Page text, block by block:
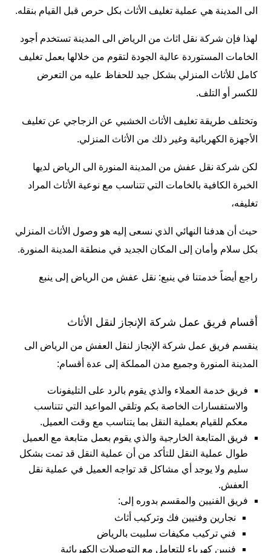
الى المدينة هي عملية تغليف الأثاث بكل حرص قبل القيام بنقله.
لهذا فإن شركة نقل اثاث من الرياض الى المدينة تستخدم أجود
الخامات المستوردة عالية الجودة لتقوم من خلالها بعمل تغليف
كامل للأثاث المنزلي بشكل جيد للحفاظ عليه من التعرض
للكسر أو التلف.
وتختلف طريقة تغليف الأثاث الخشبي عن الزجاجي عن تغليف
الأجهزة الكهربائية وغير ذلك من الأثاث المنزلي.
لكن شركة نقل عفش من المدينة المنورة الى الرياض لديها
الخبرة الكافية بالخامات التي تتناسب مع نوعية الأثاث المراد
تغليفه،
حيث أن هدفنا النهائي الذي نسعى إليه هو وصول الأثاث المنزلي
بكل سلام وأمان إلى المكان الجديد في منطقة المدينة المنورة.
راجع أيضاً خدمتنا في ينبع: نقل عفش من الرياض إلى ينبع
أقسام فريق عمل شركة الإنجاز لنقل الأثاث
ينقسم فريق عمل شركة الإنجاز لنقل العفش من الرياض الى
المدينة المنورة وجميع مدن المملكة إلى عدة أقسام:
فريق خدمة العملاء والذي يقوم بالرد على التليفونات
والاستفسارات الخاصة بكم وتلقي المواعيد التي تتناسب
معكم للقيام بعملية النقل بما يتناسب مع وقت العميل.
فريق المتابعة الخارجية والذي يقوم بعمل متابعة مع العميل
طوال عملية النقل للتأكد من أن عملية النقل قد تمت بشكل
سليم ولا يوجد أي مشاكل قد تواجه العميل في عملية نقل
العفش.
فريق الفنيين والمقسم بدوره إلى:
نجارين وفنيين فك وتركيب أثاث
فني تركيب مكيفات سلبيت بالرياض
فنيين كهرباء للتعامل مع التوصيلات الكهربائية